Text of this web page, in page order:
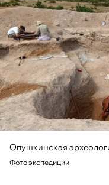
Опушкинская
Фото экспедиции